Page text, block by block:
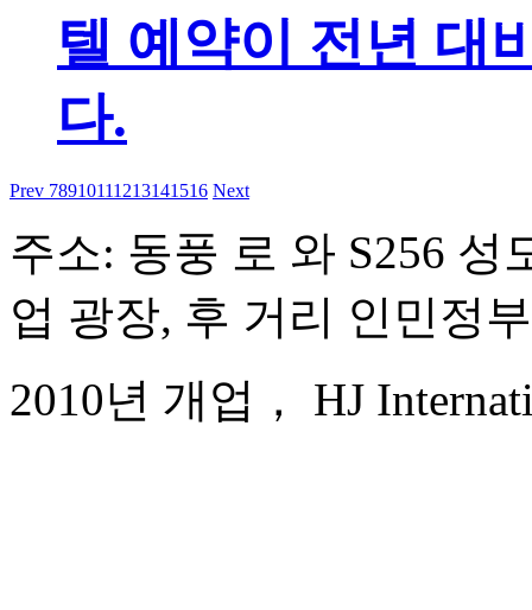
텔 예약이 전년 대
다.
Prev 78910111213141516 Next
주소: 동풍 로 와 S256 성
업 광장, 후 거리 인민정부
2010년 개업， HJ